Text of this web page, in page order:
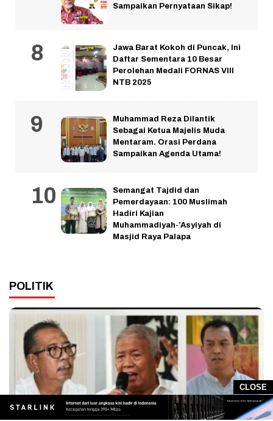
CLOSE
Sampaikan Pernyataan Sikap!
Jawa Barat Kokoh di Puncak, Ini
Daftar Sementara 10 Besar
Perolehan Medali FORNAS VIII
NTB 2025
Muhammad Reza Dilantik
Sebagai Ketua Majelis Muda
Mentaram. Orasi Perdana
Sampaikan Agenda Utama!
Semangat Tajdid dan
Pemerdayaan: 100 Muslimah
Hadiri Kajian
Muhammadiyah-’Asyiyah di
Masjid Raya Palapa
POLITIK